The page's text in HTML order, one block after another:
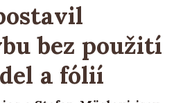
bez použití
a fólií